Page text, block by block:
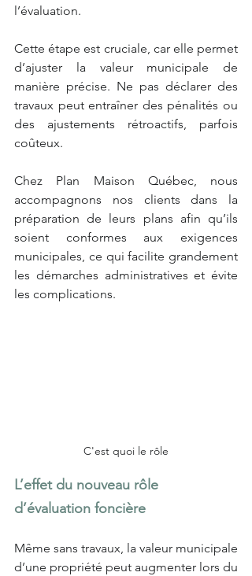
l’évaluation.
Cette étape est cruciale, car elle permet
d’ajuster la valeur municipale de
manière précise. Ne pas déclarer des
travaux peut entraîner des pénalités ou
des ajustements rétroactifs, parfois
coûteux.
Chez Plan Maison Québec, nous
accompagnons nos clients dans la
préparation de leurs plans afin qu’ils
soient conformes aux exigences
municipales, ce qui facilite grandement
les démarches administratives et évite
les complications.
C'est quoi le rôle
L’effet du nouveau rôle
d’évaluation foncière
Même sans travaux, la valeur municipale
d’une propriété peut augmenter lors du